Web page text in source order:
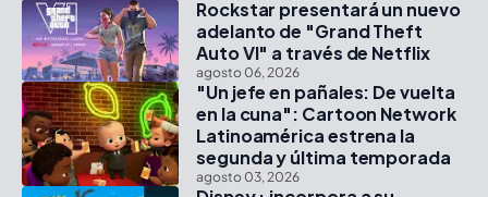
Rockstar presentará un nuevo
adelanto de "Grand Theft
Auto VI" a través de Netflix
agosto 06, 2026
"Un jefe en pañales: De vuelta
en la cuna": Cartoon Network
Latinoamérica estrena la
segunda y última temporada
agosto 03, 2026